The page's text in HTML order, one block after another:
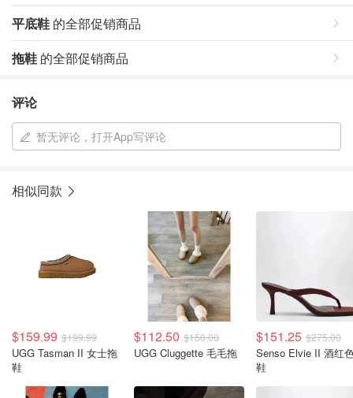
平底鞋 的全部促销商品
拖鞋 的全部促销商品
评论
暂无评论，打开App写评论
相似同款
$159.99 $199.99
UGG Tasman II 女士拖
鞋
$112.50 $150.00
UGG Cluggette 毛毛拖
$151.25 $275.00
Senso Elvie II 酒红色拖
鞋